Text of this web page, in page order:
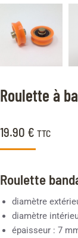
Roulette à
19.90 € TTC
Roulette
diamètre
diamètre
épaisseur : 7